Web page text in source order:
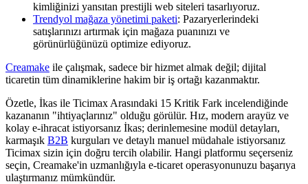
kimliğinizi yansıtan prestijli web siteleri tasarlıyoruz.
Trendyol mağaza yönetimi paketi: Pazaryerlerindeki
satışlarınızı artırmak için mağaza puanınızı ve
görünürlüğünüzü optimize ediyoruz.
Creamake ile çalışmak, sadece bir hizmet almak değil; dijital
ticaretin tüm dinamiklerine hakim bir iş ortağı kazanmaktır.
Özetle, İkas ile Ticimax Arasındaki 15 Kritik Fark incelendiğinde
kazananın "ihtiyaçlarınız" olduğu görülür. Hız, modern arayüz ve
kolay e-ihracat istiyorsanız İkas; derinlemesine modül detayları,
karmaşık B2B kurguları ve detaylı manuel müdahale istiyorsanız
Ticimax sizin için doğru tercih olabilir. Hangi platformu seçerseniz
seçin, Creamake'in uzmanlığıyla e-ticaret operasyonunuzu başarıya
ulaştırmanız mümkündür.